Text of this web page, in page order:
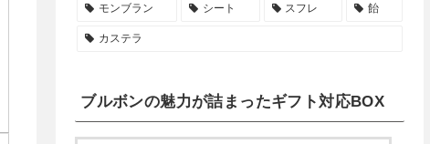
モンブラン シート スフレ 飴
カステラ
ブルボンの魅力が詰まったギフト対応BOX